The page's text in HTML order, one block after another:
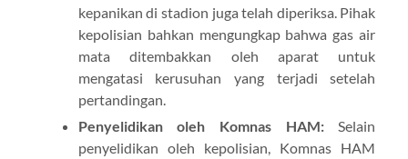
kepanikan di stadion juga telah diperiksa. Pihak
kepolisian bahkan mengungkap bahwa gas air
mata ditembakkan oleh aparat untuk
mengatasi kerusuhan yang terjadi setelah
pertandingan.
Penyelidikan oleh Komnas HAM:Selain
penyelidikan oleh kepolisian, Komnas HAM